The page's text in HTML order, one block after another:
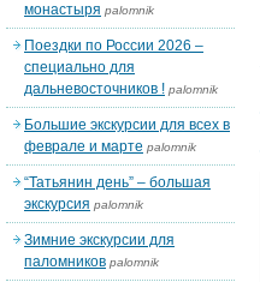
монастыря palomnik
Поездки по России 2026 –
специально для
дальневосточников ! palomnik
Большие экскурсии для всех в
феврале и марте palomnik
“Татьянин день” – большая
экскурсия palomnik
Зимние экскурсии для
паломников palomnik